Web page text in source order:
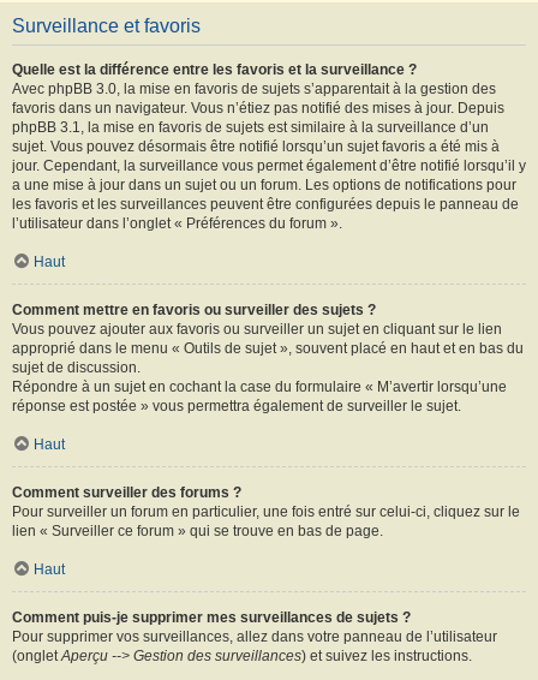
Surveillance et favoris
Quelle est la différence entre les favoris et la surveillance ?
Avec phpBB 3.0, la mise en favoris de sujets s’apparentait à la gestion des
favoris dans un navigateur. Vous n’étiez pas notifié des mises à jour. Depuis
phpBB 3.1, la mise en favoris de sujets est similaire à la surveillance d’un
sujet. Vous pouvez désormais être notifié lorsqu’un sujet favoris a été mis à
jour. Cependant, la surveillance vous permet également d’être notifié lorsqu’il y
a une mise à jour dans un sujet ou un forum. Les options de notifications pour
les favoris et les surveillances peuvent être configurées depuis le panneau de
l’utilisateur dans l’onglet « Préférences du forum ».
Haut
Comment mettre en favoris ou surveiller des sujets ?
Vous pouvez ajouter aux favoris ou surveiller un sujet en cliquant sur le lien
approprié dans le menu « Outils de sujet », souvent placé en haut et en bas du
sujet de discussion.
Répondre à un sujet en cochant la case du formulaire « M’avertir lorsqu’une
réponse est postée » vous permettra également de surveiller le sujet.
Haut
Comment surveiller des forums ?
Pour surveiller un forum en particulier, une fois entré sur celui-ci, cliquez sur le
lien « Surveiller ce forum » qui se trouve en bas de page.
Haut
Comment puis-je supprimer mes surveillances de sujets ?
Pour supprimer vos surveillances, allez dans votre panneau de l’utilisateur
(ongletAperçu --> Gestion des surveillances) et suivez les instructions.